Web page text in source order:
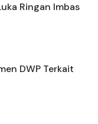
Ringan Imbas
DWP Terkait